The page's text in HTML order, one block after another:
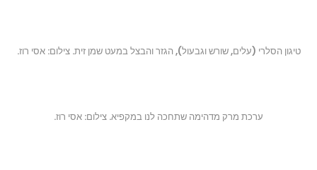
טיגון הסלרי (עלים, שורש וגבעול), הגזר והבצל במעט שמן זית. צילום: אסי רוז.
ערכת מרק מדהימה שתחכה לנו במקפיא. צילום: אסי רוז.